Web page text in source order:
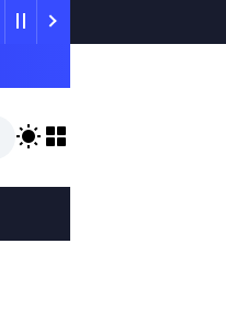
Siapkan Langkah